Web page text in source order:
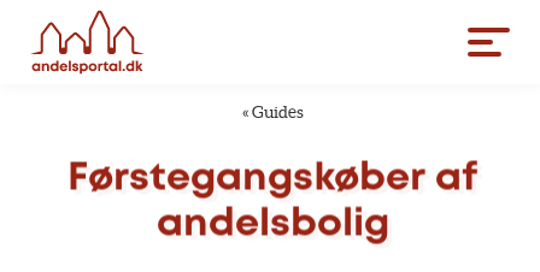
«Guides
Førstegangskøber af
andelsbolig